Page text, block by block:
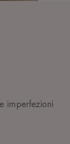
imperfezioni